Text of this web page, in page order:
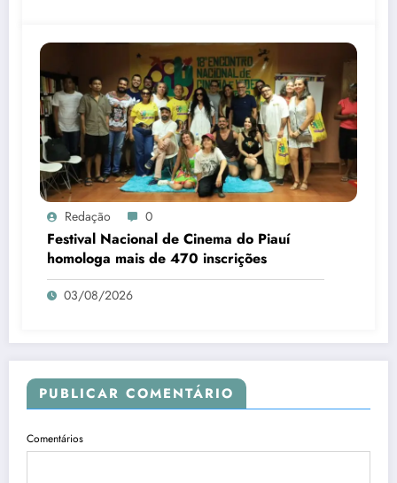
Redação 0
Festival Nacional de Cinema do Piauí
homologa mais de 470 inscrições
03/08/2026
PUBLICAR COMENTÁRIO
Comentários